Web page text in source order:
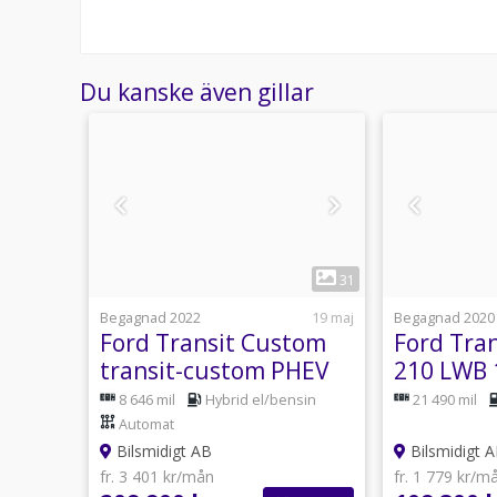
Du kanske även gillar
31
Begagnad 2022
19 maj
Ford Transit Custom
transit-custom PHEV
340 L1 Limited 3-sits
Inredd Kamera P-Sens
8 646 mil
Hybrid el/bensin
Automat
Bilsmidigt AB
fr. 3 401 kr/mån
Begagnad 2020
Ford
210
3-sits
21 490 mil
Bilsmidigt
fr. 1 779 kr/